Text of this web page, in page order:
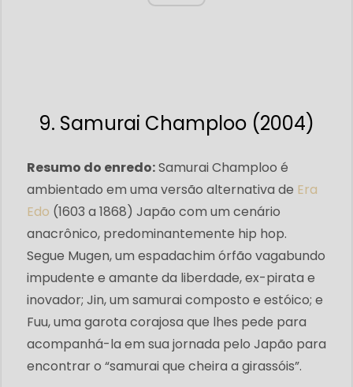
9. Samurai Champloo (2004)
Resumo do enredo:Samurai Champloo é
ambientado em uma versão alternativa de Era
Edo (1603 a 1868) Japão com um cenário
anacrônico, predominantemente hip hop.
Segue Mugen, um espadachim órfão vagabundo
impudente e amante da liberdade, ex-pirata e
inovador; Jin, um samurai composto e estóico; e
Fuu, uma garota corajosa que lhes pede para
acompanhá-la em sua jornada pelo Japão para
encontrar o “samurai que cheira a girassóis”.